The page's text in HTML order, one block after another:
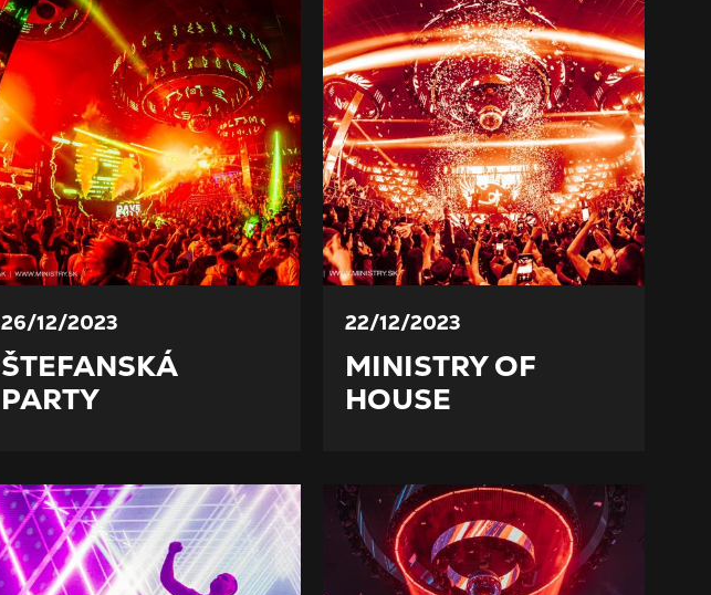
26/12/2023
ŠTEFANSKÁ
PARTY
22/12/2023
MINISTRY OF
HOUSE